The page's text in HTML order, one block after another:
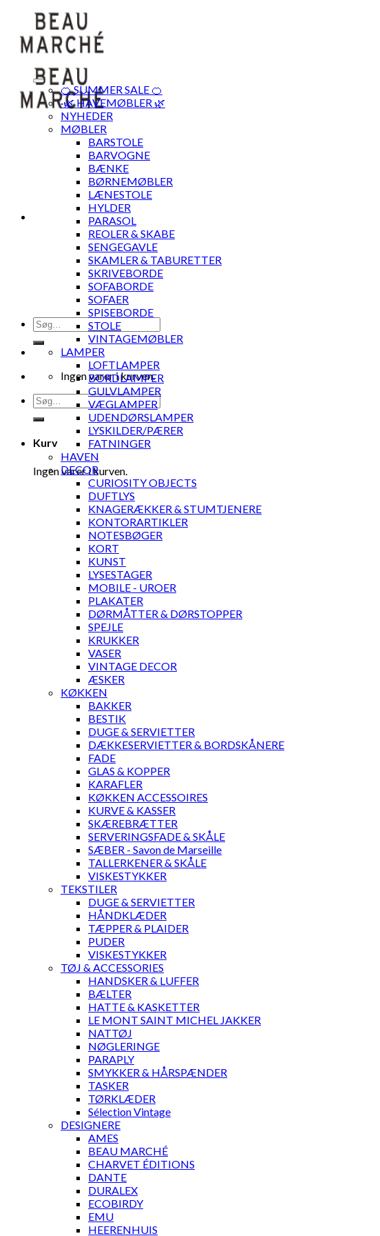
content
Søg
efter:
Ingen varer i kurven.
Søg
efter:
Kurv
Ingen varer i kurven.
🍊 SUMMER SALE 🍊
·🌿 HAVEMØBLER 🌿
NYHEDER
MØBLER
BARSTOLE
BARVOGNE
BÆNKE
BØRNEMØBLER
LÆNESTOLE
HYLDER
PARASOL
REOLER & SKABE
SENGEGAVLE
SKAMLER & TABURETTER
SKRIVEBORDE
SOFABORDE
SOFAER
SPISEBORDE
STOLE
VINTAGEMØBLER
LAMPER
LOFTLAMPER
BORDLAMPER
GULVLAMPER
VÆGLAMPER
UDENDØRSLAMPER
LYSKILDER/PÆRER
FATNINGER
HAVEN
DECOR
CURIOSITY OBJECTS
DUFTLYS
KNAGERÆKKER & STUMTJENERE
KONTORARTIKLER
NOTESBØGER
KORT
KUNST
LYSESTAGER
MOBILE - UROER
PLAKATER
DØRMÅTTER & DØRSTOPPER
SPEJLE
KRUKKER
VASER
VINTAGE DECOR
ÆSKER
KØKKEN
BAKKER
BESTIK
DUGE & SERVIETTER
DÆKKESERVIETTER & BORDSKÅNERE
FADE
GLAS & KOPPER
KARAFLER
KØKKEN ACCESSOIRES
KURVE & KASSER
SKÆREBRÆTTER
SERVERINGSFADE & SKÅLE
SÆBER - Savon de Marseille
TALLERKENER & SKÅLE
VISKESTYKKER
TEKSTILER
DUGE & SERVIETTER
HÅNDKLÆDER
TÆPPER & PLAIDER
PUDER
VISKESTYKKER
TØJ & ACCESSORIES
HANDSKER & LUFFER
BÆLTER
HATTE & KASKETTER
LE MONT SAINT MICHEL JAKKER
NATTØJ
NØGLERINGE
PARAPLY
SMYKKER & HÅRSPÆNDER
TASKER
TØRKLÆDER
Sélection Vintage
DESIGNERE
AMES
BEAU MARCHÉ
CHARVET ÉDITIONS
DANTE
DURALEX
ECOBIRDY
EMU
HEERENHUIS